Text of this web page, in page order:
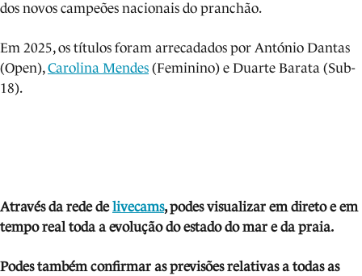
dos novos campeões nacionais do pranchão.
Em 2025, os títulos foram arrecadados por António Dantas
(Open),Carolina Mendes (Feminino) e Duarte Barata (Sub-
18).
Através da rede delivecams, podes visualizar em direto e em
tempo real toda a evolução do estado do mar e da praia.
Podes também confirmar as previsões relativas a todas as